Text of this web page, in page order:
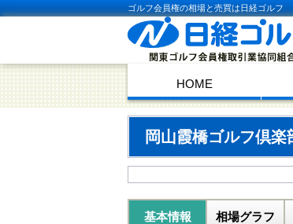
ゴルフ会員権の相場と売買は日経ゴルフ
HOME
岡山霞橋ゴルフ倶楽
基本情報 相場グラフ